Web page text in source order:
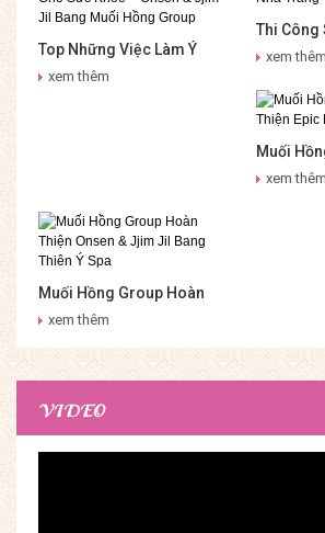
Top Những Việc Làm Ý
Nghĩa Cho Sức Khỏe –
xem thêm
Thi Công
Nha
xem thêm
Muối
Thiện
xem thêm
Muối Hồng Group Hoàn
Thiện Onsen & Jjim Jil
xem thêm
VIDEO